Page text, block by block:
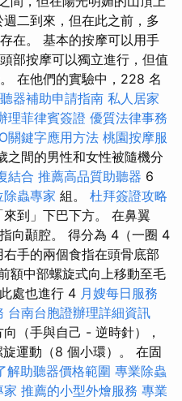
二到來，但在此之前，多
在。 基本的按摩可以用手
部按摩可以獨立進行，但值
在他們的實驗中，228 名
器補助申請指南 私人居家
理菲律賓簽證 優質法律事務
關鍵字應用方法 桃園按摩服
之間的男性和女性被隨機分
結合 推薦高品質助聽器 6
除蟲專家 組。 杜拜簽證攻略
到」下巴下方。 在鼻翼
向顳腔。 得分為 4（一圈 4
手的兩個食指在頭骨底部
額中部螺旋式向上移動至毛
處也進行 4 月嫂每日服務
台南台胞證辦理詳細資訊
（手與自己 - 逆時針），
運動（8 個小環）。 在固
解助聽器價格範圍 專業除蟲
家 推薦的小型外燴服務 專業